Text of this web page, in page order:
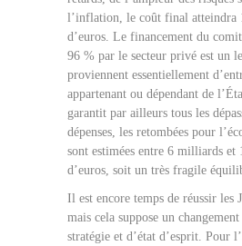
l’inflation, le coût final atteindra
d’euros. Le financement du
96 % par le secteur privé est un
proviennent essentiellement
appartenant ou dépendant de
garantit par ailleurs tous les
dépenses, les retombées pour
sont estimées entre 6 milliards
d’euros, soit un très fragile
Il est encore temps de réussir les
mais cela suppose un
stratégie et d’état d’esprit. Pour